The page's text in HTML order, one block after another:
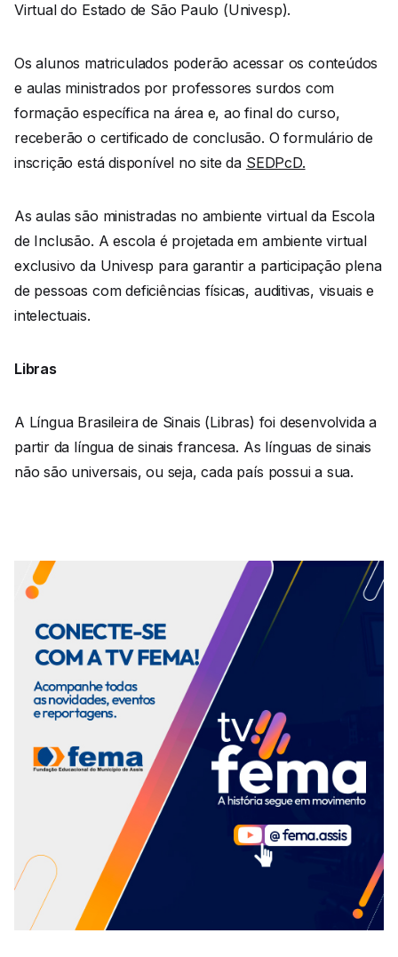
Virtual do Estado de São Paulo (Univesp).
Os alunos matriculados poderão acessar os conteúdos
e aulas ministrados por professores surdos com
formação específica na área e, ao final do curso,
receberão o certificado de conclusão. O formulário de
inscrição está disponível no site da SEDPcD.
As aulas são ministradas no ambiente virtual da Escola
de Inclusão. A escola é projetada em ambiente virtual
exclusivo da Univesp para garantir a participação plena
de pessoas com deficiências físicas, auditivas, visuais e
intelectuais.
Libras
A Língua Brasileira de Sinais (Libras) foi desenvolvida a
partir da língua de sinais francesa. As línguas de sinais
não são universais, ou seja, cada país possui a sua.